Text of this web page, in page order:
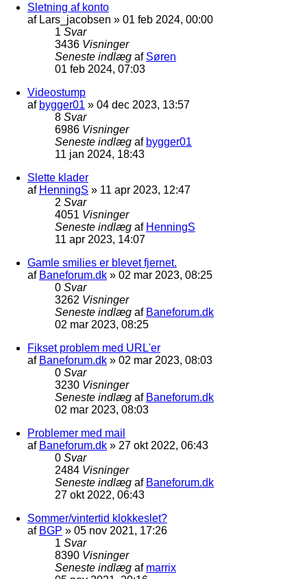
Sletning af konto
af Lars_jacobsen » 01 feb 2024, 00:00
1 Svar
3436 Visninger
Seneste indlæg af Søren
01 feb 2024, 07:03
Videostump
af bygger01 » 04 dec 2023, 13:57
8 Svar
6986 Visninger
Seneste indlæg af bygger01
11 jan 2024, 18:43
Slette klader
af HenningS » 11 apr 2023, 12:47
2 Svar
4051 Visninger
Seneste indlæg af HenningS
11 apr 2023, 14:07
Gamle smilies er blevet fjernet.
af Baneforum.dk » 02 mar 2023, 08:25
0 Svar
3262 Visninger
Seneste indlæg af Baneforum.dk
02 mar 2023, 08:25
Fikset problem med URL'er
af Baneforum.dk » 02 mar 2023, 08:03
0 Svar
3230 Visninger
Seneste indlæg af Baneforum.dk
02 mar 2023, 08:03
Problemer med mail
af Baneforum.dk » 27 okt 2022, 06:43
0 Svar
2484 Visninger
Seneste indlæg af Baneforum.dk
27 okt 2022, 06:43
Sommer/vintertid klokkeslet?
af BGP » 05 nov 2021, 17:26
1 Svar
8390 Visninger
Seneste indlæg af marrix